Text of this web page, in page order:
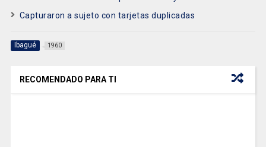
Capturaron a sujeto con tarjetas duplicadas
Ibagué 1960
RECOMENDADO PARA TI